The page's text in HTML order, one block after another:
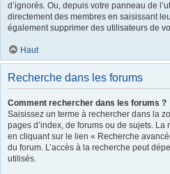
d’ignorés. Ou, depuis votre panneau de
directement des membres en saisissant
également supprimer des utilisateurs de
Haut
Recherche dans les forums
Comment rechercher dans les forums ?
Saisissez un terme à rechercher dans la
pages d’index, de forums ou de sujets.
en cliquant sur le lien « Recherche
du forum. L’accès à la recherche peut
utilisés.